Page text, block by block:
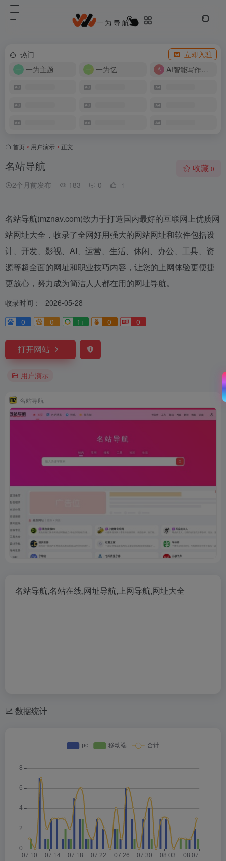
热门
立即入驻
一为主题
一为忆 AI智能写作工具
首页 • 用户演示 • 正文
名站导航
2个月前发布 183 0 1
收藏 0
名站导航(mznav.com)致力于打造国内最好的互联网上优质网
站网址大全，收录了全网好用强大的网站网址和软件包括设
计、开发、影视、AI、运营、生活、休闲、办公、工具、资
源等超全面的网址和职业技巧内容，让您的上网体验更便捷
更放心，努力成为简洁人人都在用的网址导航。
收录时间：
2026-05-28
0
0 1+ 0 0
打开网站
用户演示
名站导航
名站导航,名站在线,网址导航,上网导航,网址大全
数据统计